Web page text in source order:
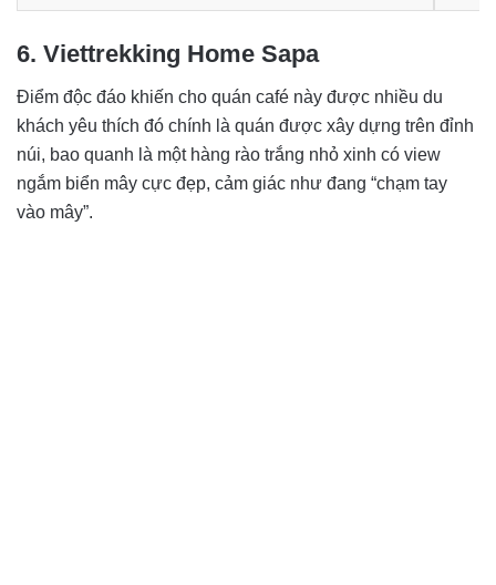
6. Viettrekking Home Sapa
Điểm độc đáo khiến cho quán café này được nhiều du
khách yêu thích đó chính là quán được xây dựng trên đỉnh
núi, bao quanh là một hàng rào trắng nhỏ xinh có view
ngắm biển mây cực đẹp, cảm giác như đang “chạm tay
vào mây”.